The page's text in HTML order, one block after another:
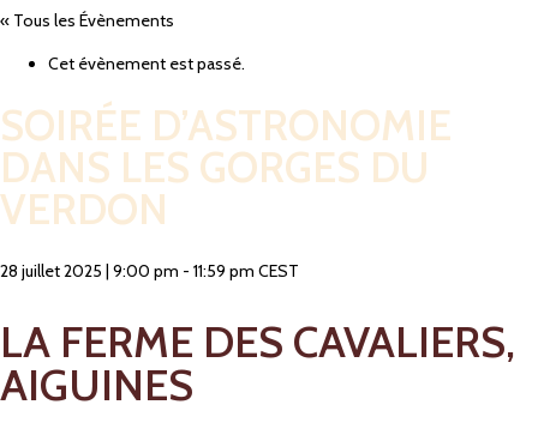
« Tous les Évènements
Cet évènement est passé.
SOIRÉE D’ASTRONOMIE
DANS LES GORGES DU
VERDON
28 juillet 2025 9:00 pm - 11:59 pm CEST
LA FERME DES CAVALIERS,
AIGUINES